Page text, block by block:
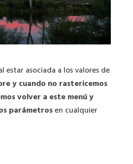
estar asociada a los valores de
y cuando no rastericemos
volver a este menú y
parámetrosen cualquier